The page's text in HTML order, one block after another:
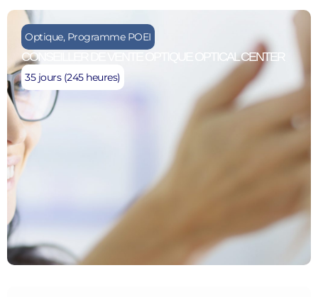
Optique, Programme POEI
CONSEILLER DE VENTE OPTIQUE OPTICAL CENTER
35 jours (245 heures)